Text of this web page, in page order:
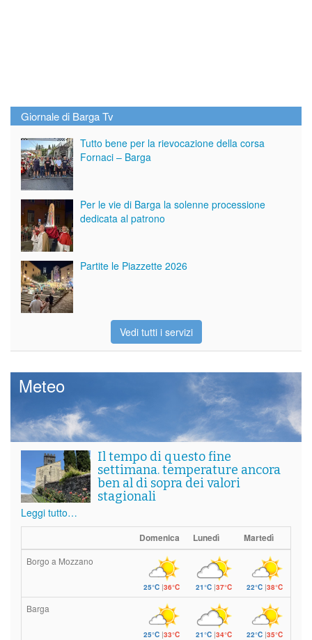
Giornale di Barga Tv
Tutto bene per la rievocazione della corsa
Fornaci – Barga
Per le vie di Barga la solenne processione
dedicata al patrono
Partite le Piazzette 2026
Vedi tutti i servizi
Meteo
Il tempo di questo fine
settimana. temperature ancora
ben al di sopra dei valori
stagionali
Leggi tutto…
Domenica Lunedì Martedì
Borgo a Mozzano
25°C|36°C 21°C|37°C 22°C |38°C
Barga
25°C|33°C 21°C|34°C 22°C |35°C